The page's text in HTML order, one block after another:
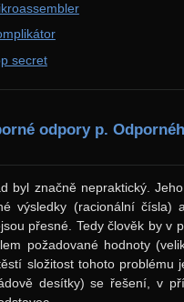
secret
odpory p.
byl značně nepraktický.
výsledky (racionální
přesné. Tedy člověk by v
požadované hodnoty
složitost tohoto
desítky) se řešení, v